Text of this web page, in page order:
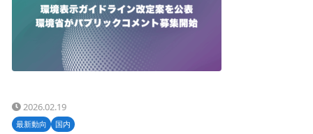
2026.02.19
最新動向 国内